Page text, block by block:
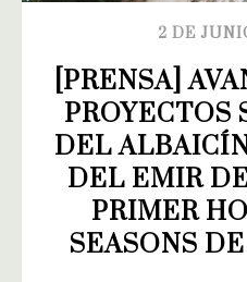
2 DE
[PRENSA]
PROYECTOS
DEL
DEL EMIR
PRIMER
SEASONS